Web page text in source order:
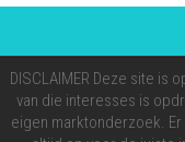
DISCLAIMER Deze site is
van die interesses is
eigen marktonderzoek.